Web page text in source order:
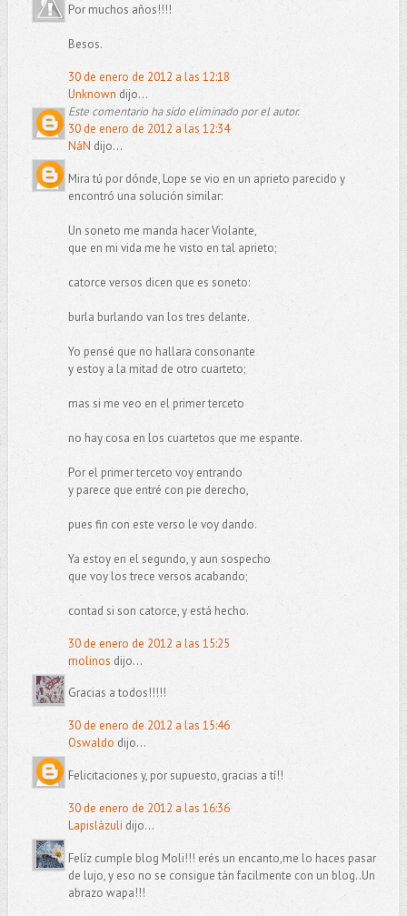
Por muchos años!!!!
Besos.
30 de enero de 2012 a las 12:18
Unknown dijo...
Este comentario ha sido eliminado por el autor.
30 de enero de 2012 a las 12:34
NáN dijo...
Mira tú por dónde, Lope se vio en un aprieto parecido y
encontró una solución similar:
Un soneto me manda hacer Violante,
que en mi vida me he visto en tal aprieto;
catorce versos dicen que es soneto:
burla burlando van los tres delante.
Yo pensé que no hallara consonante
y estoy a la mitad de otro cuarteto;
mas si me veo en el primer terceto
no hay cosa en los cuartetos que me espante.
Por el primer terceto voy entrando
y parece que entré con pie derecho,
pues fin con este verso le voy dando.
Ya estoy en el segundo, y aun sospecho
que voy los trece versos acabando;
contad si son catorce, y está hecho.
30 de enero de 2012 a las 15:25
molinos dijo...
Gracias a todos!!!!!
30 de enero de 2012 a las 15:46
Oswaldo dijo...
Felicitaciones y, por supuesto, gracias a tí!!
30 de enero de 2012 a las 16:36
Lapislàzuli dijo...
Felíz cumple blog Moli!!! erés un encanto,me lo haces pasar
de lujo, y eso no se consigue tán facilmente con un blog..Un
abrazo wapa!!!